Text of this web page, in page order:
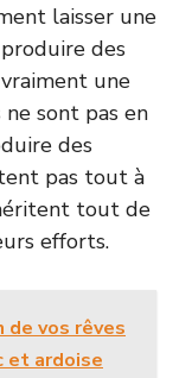
laisser une
des
une
sont pas en
des
pas tout à
tout de
efforts.
de vos rêves
et ardoise